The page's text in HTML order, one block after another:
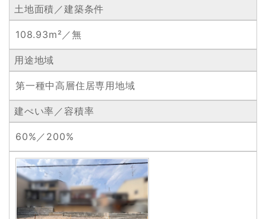
土地面積／建築条件
108.93m²／無
用途地域
第一種中高層住居専用地域
建ぺい率／容積率
60%／200%